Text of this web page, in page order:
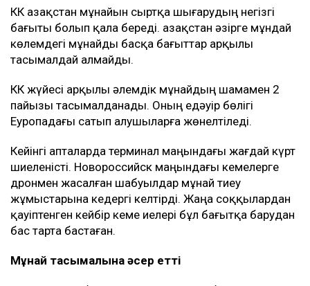
КҚК Қазақстан мұнайын сыртқа шығарудың негізгі
бағыты болып қала береді. Қазақстан әзірге мұндай
көлемдегі мұнайды басқа бағыттар арқылы
тасымалдай алмайды.
КҚК жүйесі арқылы әлемдік мұнайдың шамамен 2
пайызы тасымалданады. Оның едәуір бөлігі
Еуропадағы сатып алушыларға жөнелтіледі.
Кейінгі апталарда терминал маңындағы жағдай күрт
шиеленісті. Новороссийск маңындағы кемелерге
дронмен жасалған шабуылдар мұнай тиеу
жұмыстарына кедергі келтірді. Жаңа соққылардан
қауіптенген кейбір кеме иелері бұл бағытқа барудан
бас тарта бастаған.
Мұнай тасымалына әсер етті